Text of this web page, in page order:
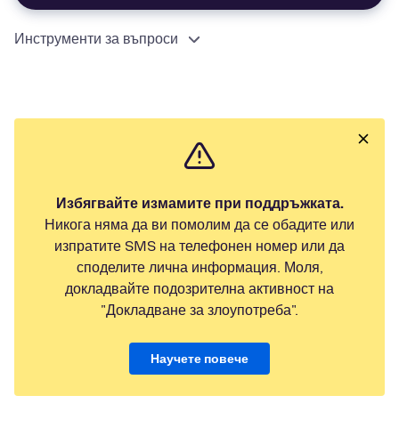
Инструменти за въпроси
Избягвайте измамите при поддръжката.
Никога няма да ви помолим да се обадите или
изпратите SMS на телефонен номер или да
споделите лична информация. Моля,
докладвайте подозрителна активност на
"Докладване за злоупотреба".
Научете повече